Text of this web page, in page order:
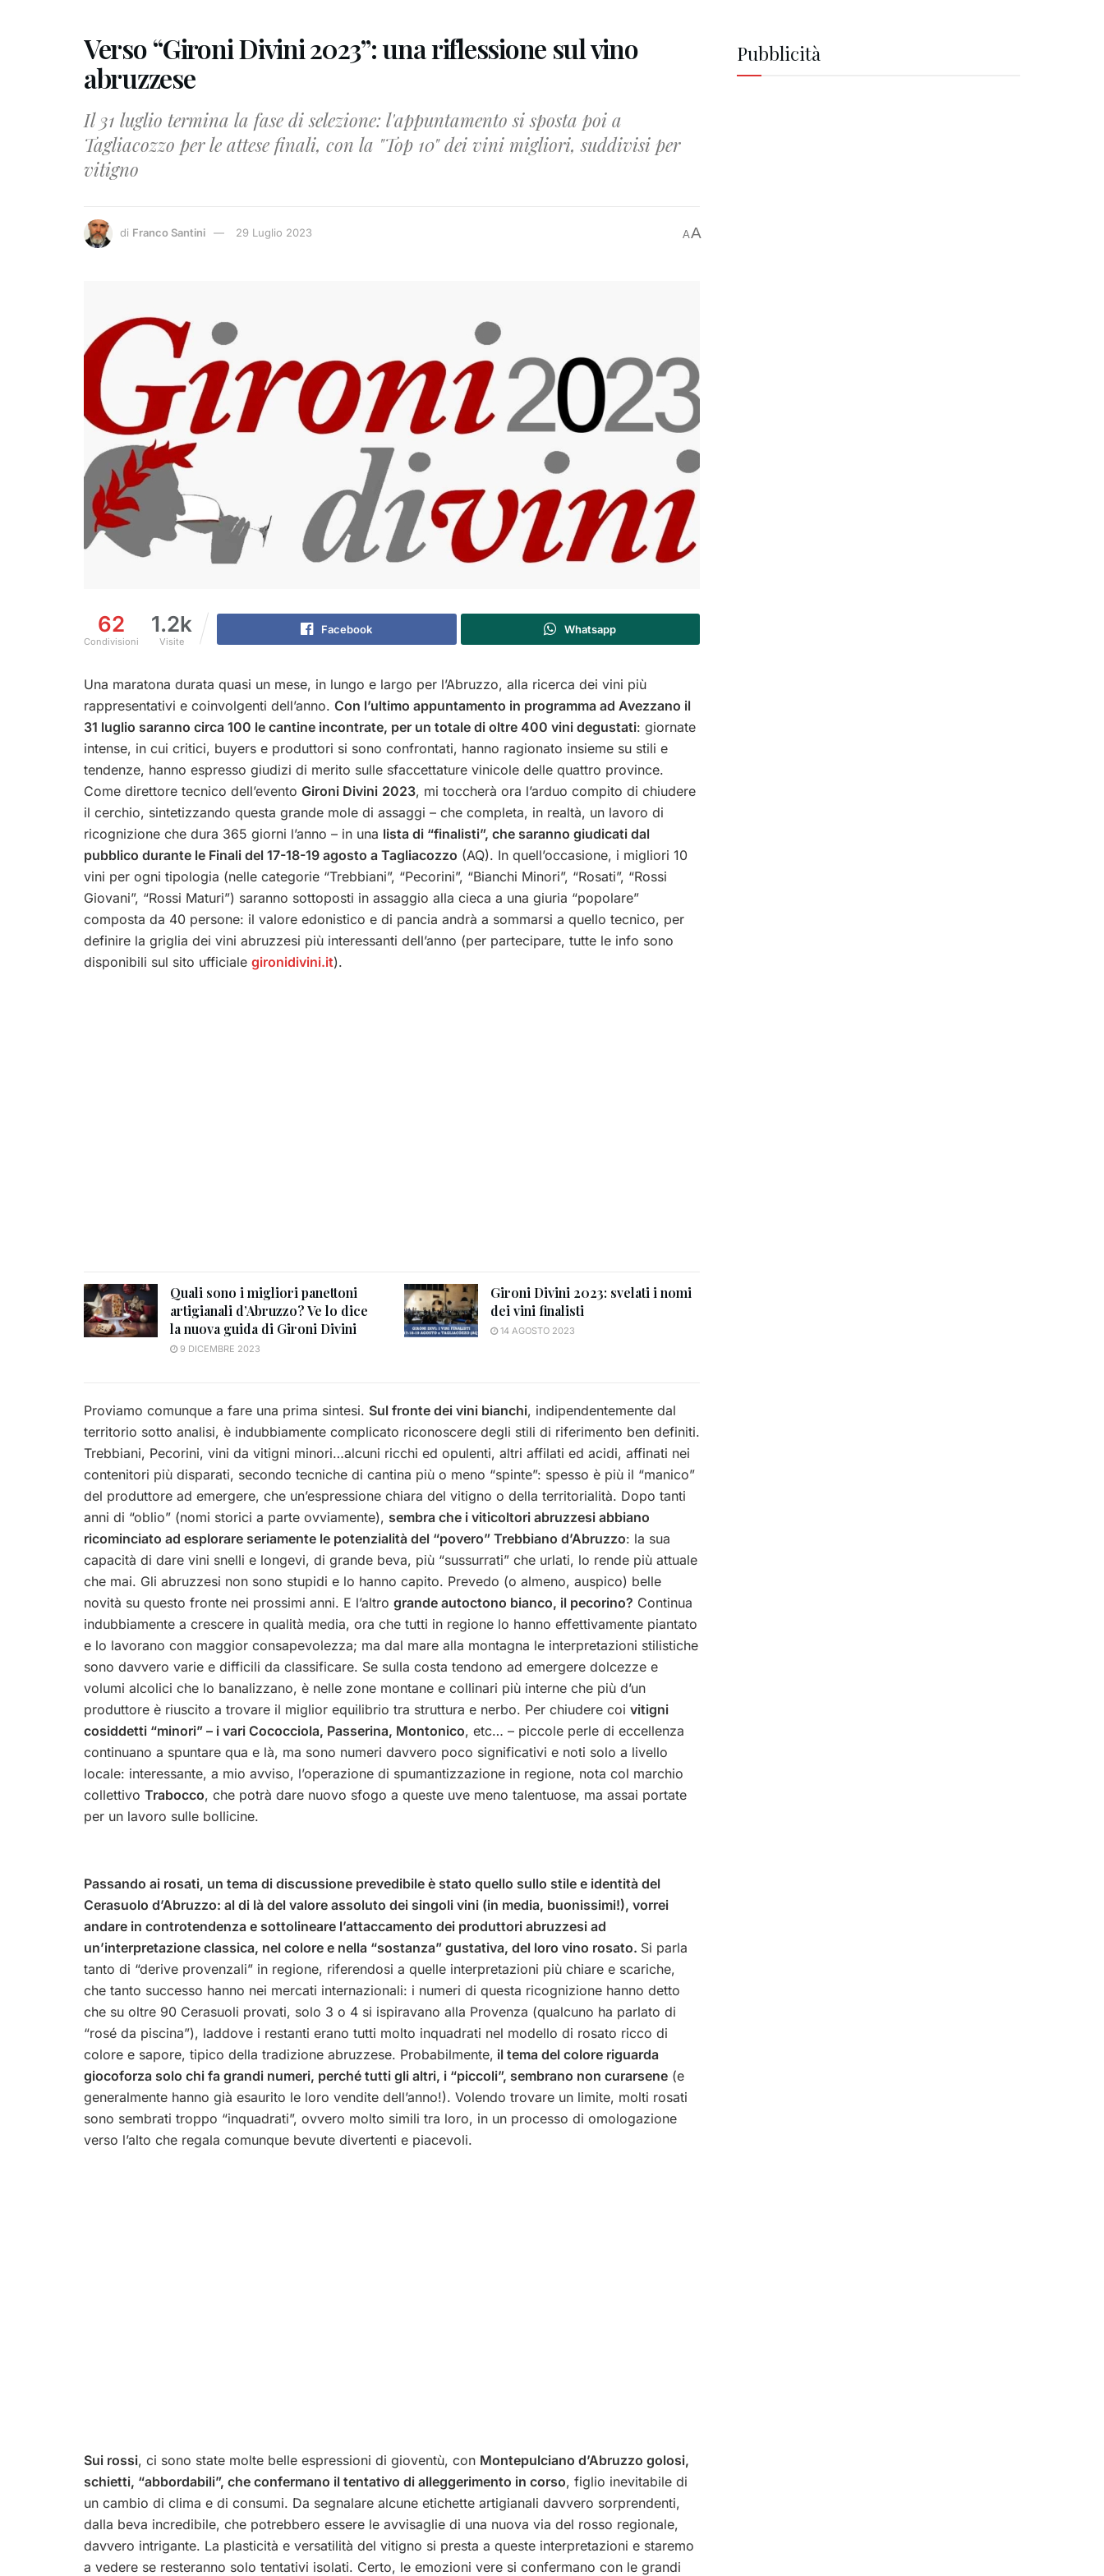
Verso “Gironi Divini 2023”: una riflessione sul vino
abruzzese
Il 31 luglio termina la fase di selezione: l'appuntamento si sposta poi a
Tagliacozzo per le attese finali, con la "Top 10" dei vini migliori, suddivisi per
vitigno
di Franco Santini 29 Luglio 2023 AA
62
Condivisioni
1.2k
Visite
Facebook Whatsapp
Una maratona durata quasi un mese, in lungo e largo per l’Abruzzo, alla ricerca dei vini più
rappresentativi e coinvolgenti dell’anno. Con l’ultimo appuntamento in programma ad Avezzano il
31 luglio saranno circa 100 le cantine incontrate, per un totale di oltre 400 vini degustati: giornate
intense, in cui critici, buyers e produttori si sono confrontati, hanno ragionato insieme su stili e
tendenze, hanno espresso giudizi di merito sulle sfaccettature vinicole delle quattro province.
Come direttore tecnico dell’evento Gironi Divini 2023, mi toccherà ora l’arduo compito di chiudere
il cerchio, sintetizzando questa grande mole di assaggi – che completa, in realtà, un lavoro di
ricognizione che dura 365 giorni l’anno – in una lista di “finalisti”, che saranno giudicati dal
pubblico durante le Finali del 17-18-19 agosto a Tagliacozzo (AQ). In quell’occasione, i migliori 10
vini per ogni tipologia (nelle categorie “Trebbiani”, “Pecorini”, “Bianchi Minori”, “Rosati”, “Rossi
Giovani”, “Rossi Maturi”) saranno sottoposti in assaggio alla cieca a una giuria “popolare”
composta da 40 persone: il valore edonistico e di pancia andrà a sommarsi a quello tecnico, per
definire la griglia dei vini abruzzesi più interessanti dell’anno (per partecipare, tutte le info sono
disponibili sul sito ufficiale gironidivini.it).
Quali sono i migliori panettoni
artigianali d’Abruzzo? Ve lo dice
la nuova guida di Gironi Divini
9 DICEMBRE 2023
Gironi Divini 2023: svelati i nomi
dei vini finalisti
14 AGOSTO 2023
Proviamo comunque a fare una prima sintesi. Sul fronte dei vini bianchi, indipendentemente dal
territorio sotto analisi, è indubbiamente complicato riconoscere degli stili di riferimento ben definiti.
Trebbiani, Pecorini, vini da vitigni minori…alcuni ricchi ed opulenti, altri affilati ed acidi, affinati nei
contenitori più disparati, secondo tecniche di cantina più o meno “spinte”: spesso è più il “manico”
del produttore ad emergere, che un’espressione chiara del vitigno o della territorialità. Dopo tanti
anni di “oblio” (nomi storici a parte ovviamente), sembra che i viticoltori abruzzesi abbiano
ricominciato ad esplorare seriamente le potenzialità del “povero” Trebbiano d’Abruzzo: la sua
capacità di dare vini snelli e longevi, di grande beva, più “sussurrati” che urlati, lo rende più attuale
che mai. Gli abruzzesi non sono stupidi e lo hanno capito. Prevedo (o almeno, auspico) belle
novità su questo fronte nei prossimi anni. E l’altro grande autoctono bianco, il pecorino? Continua
indubbiamente a crescere in qualità media, ora che tutti in regione lo hanno effettivamente piantato
e lo lavorano con maggior consapevolezza; ma dal mare alla montagna le interpretazioni stilistiche
sono davvero varie e difficili da classificare. Se sulla costa tendono ad emergere dolcezze e
volumi alcolici che lo banalizzano, è nelle zone montane e collinari più interne che più d’un
produttore è riuscito a trovare il miglior equilibrio tra struttura e nerbo. Per chiudere coi vitigni
cosiddetti “minori” – i vari Cococciola, Passerina, Montonico, etc… – piccole perle di eccellenza
continuano a spuntare qua e là, ma sono numeri davvero poco significativi e noti solo a livello
locale: interessante, a mio avviso, l’operazione di spumantizzazione in regione, nota col marchio
collettivo Trabocco, che potrà dare nuovo sfogo a queste uve meno talentuose, ma assai portate
per un lavoro sulle bollicine.
Passando ai rosati, un tema di discussione prevedibile è stato quello sullo stile e identità del
Cerasuolo d’Abruzzo: al di là del valore assoluto dei singoli vini (in media, buonissimi!), vorrei
andare in controtendenza e sottolineare l’attaccamento dei produttori abruzzesi ad
un’interpretazione classica, nel colore e nella “sostanza” gustativa, del loro vino rosato. Si parla
tanto di “derive provenzali” in regione, riferendosi a quelle interpretazioni più chiare e scariche,
che tanto successo hanno nei mercati internazionali: i numeri di questa ricognizione hanno detto
che su oltre 90 Cerasuoli provati, solo 3 o 4 si ispiravano alla Provenza (qualcuno ha parlato di
“rosé da piscina”), laddove i restanti erano tutti molto inquadrati nel modello di rosato ricco di
colore e sapore, tipico della tradizione abruzzese. Probabilmente, il tema del colore riguarda
giocoforza solo chi fa grandi numeri, perché tutti gli altri, i “piccoli”, sembrano non curarsene (e
generalmente hanno già esaurito le loro vendite dell’anno!). Volendo trovare un limite, molti rosati
sono sembrati troppo “inquadrati”, ovvero molto simili tra loro, in un processo di omologazione
verso l’alto che regala comunque bevute divertenti e piacevoli.
Sui rossi, ci sono state molte belle espressioni di gioventù, con Montepulciano d’Abruzzo golosi,
schietti, “abbordabili”, che confermano il tentativo di alleggerimento in corso, figlio inevitabile di
un cambio di clima e di consumi. Da segnalare alcune etichette artigianali davvero sorprendenti,
dalla beva incredibile, che potrebbero essere le avvisaglie di una nuova via del rosso regionale,
davvero intrigante. La plasticità e versatilità del vitigno si presta a queste interpretazioni e staremo
a vedere se resteranno solo tentativi isolati. Certo, le emozioni vere si confermano con le grandi
Pubblicità